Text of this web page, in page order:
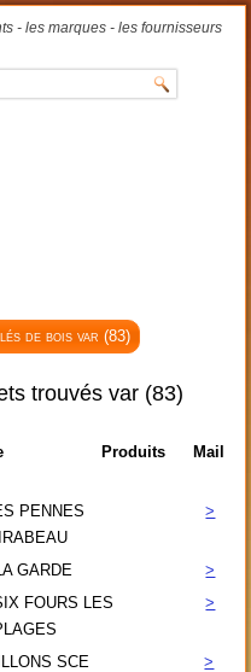
- les marques - les fournisseurs
de bois var (83)
trouvés var (83)
Produits Mail
PENNES
>
LA GARDE
>
FOURS LES
>
SCE
>